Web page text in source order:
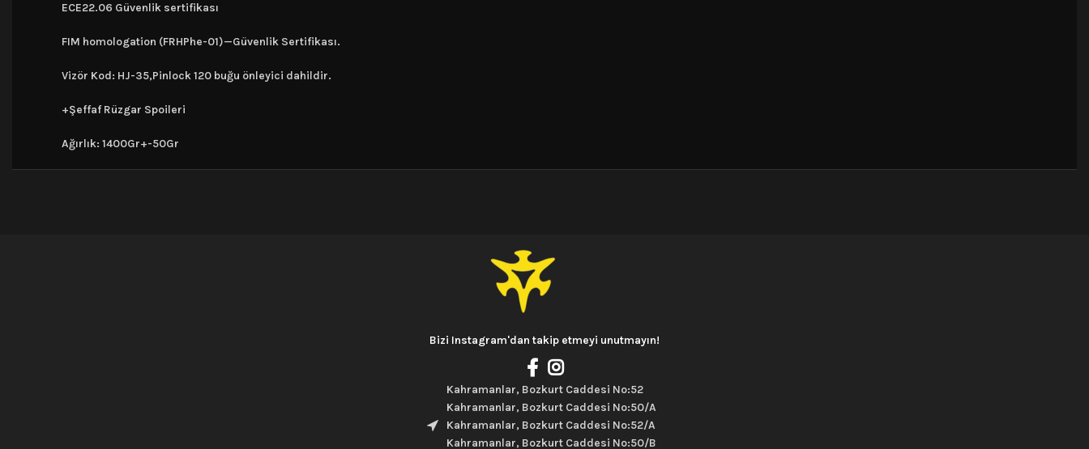
ECE22.06 Güvenlik sertifikası
FIM homologation (FRHPhe-01)—Güvenlik Sertifikası.
Vizör Kod: HJ-35,Pinlock 120 buğu önleyici dahildir.
+Şeffaf Rüzgar Spoileri
Ağırlık: 1400Gr+-50Gr
Bizi Instagram'dan takip etmeyi unutmayın!
Kahramanlar, Bozkurt Caddesi No:52
Kahramanlar, Bozkurt Caddesi No:50/A
Kahramanlar, Bozkurt Caddesi No:52/A
Kahramanlar, Bozkurt Caddesi No:50/B